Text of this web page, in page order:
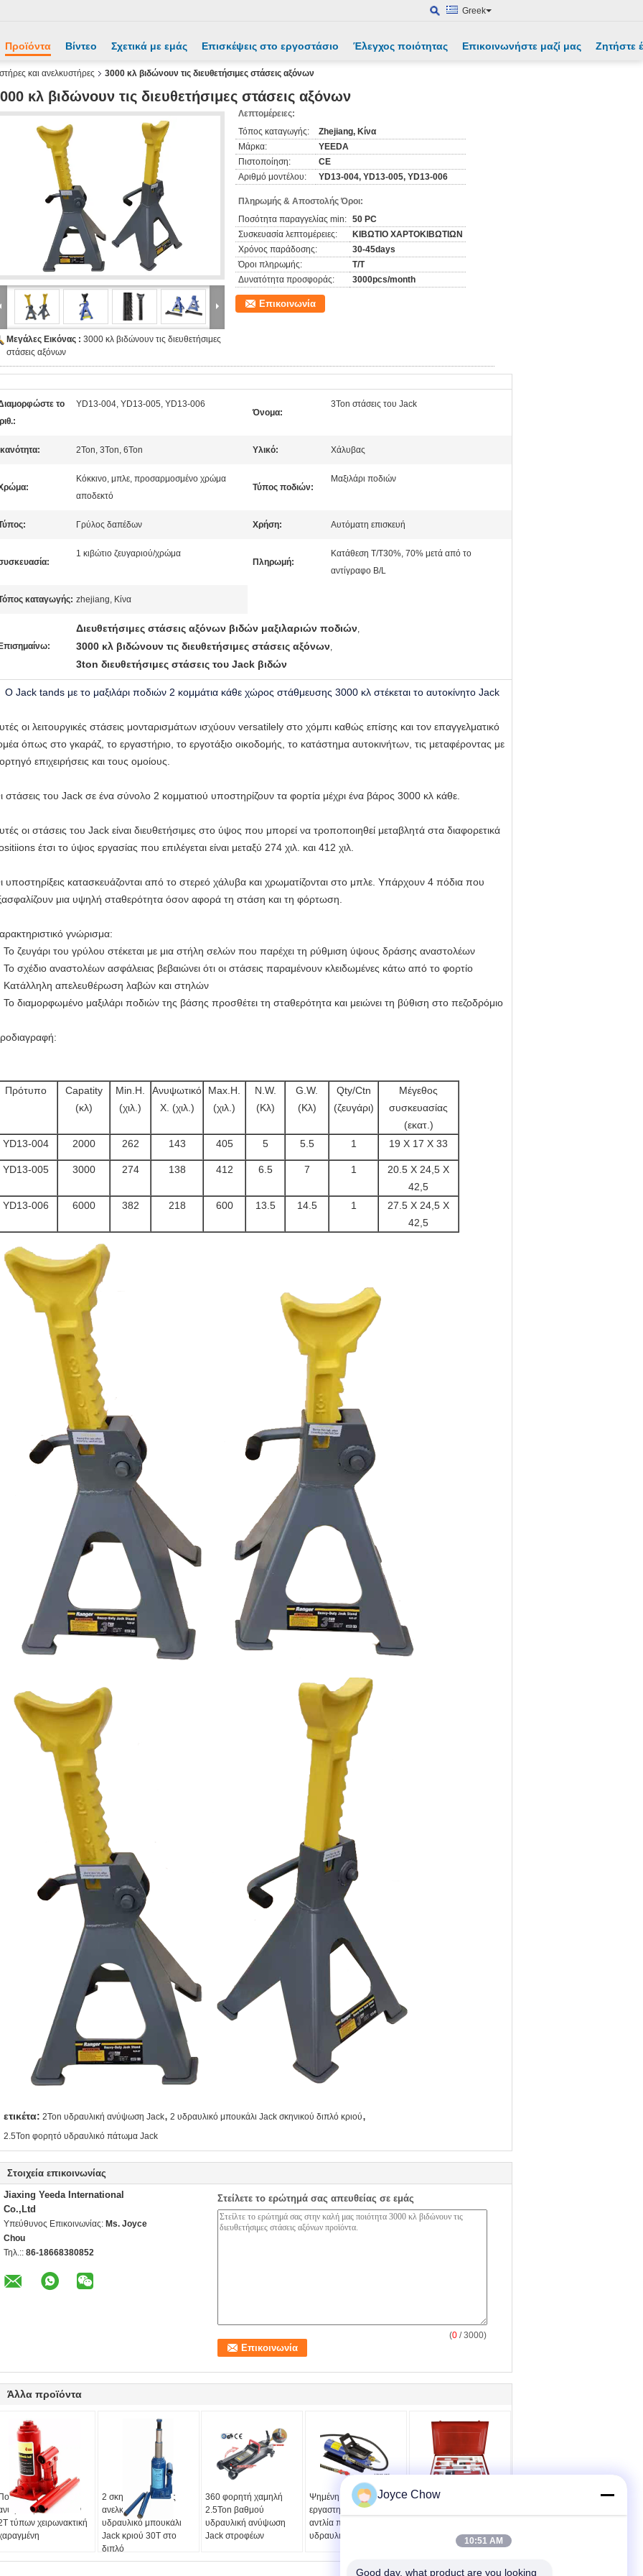
Greek
Προϊόντα Βίντεο Σχετικά με εμάς Επισκέψεις στο εργοστάσιο Έλεγχος ποιότητας Επικοινωνήστε μαζί μας Ζητήστε
και ανελκυστήρες 3000 κλ βιδώνουν τις διευθετήσιμες στάσεις αξόνων
κλ βιδώνουν τις διευθετήσιμες στάσεις αξόνων
Μεγάλες Εικόνας : 3000 κλ βιδώνουν τις διευθετήσιμες
στάσεις αξόνων
Λεπτομέρειες:
Τόπος καταγωγής:
Zhejiang, Κίνα
Μάρκα:
YEEDA
Πιστοποίηση:
CE
Αριθμό μοντέλου:
YD13-004, YD13-005, YD13-006
Πληρωμής & Αποστολής Όροι:
Ποσότητα παραγγελίας min: 50 PC
Συσκευασία λεπτομέρειες:
ΚΙΒΩΤΙΟ ΧΑΡΤΟΚΙΒΩΤΙΩΝ
Χρόνος παράδοσης:
30-45days
Όροι πληρωμής:
T/T
Δυνατότητα προσφοράς:
3000pcs/month
Επικοινωνία
το
YD13-004, YD13-005, YD13-006
Όνομα:
3Ton στάσεις του Jack
2Ton, 3Ton, 6Ton Υλικό: Χάλυβας
Κόκκινο, μπλε, προσαρμοσμένο χρώμα
αποδεκτό
Τύπος ποδιών:
Μαξιλάρι ποδιών
Γρύλος δαπέδων Χρήση: Αυτόματη επισκευή
1 κιβώτιο ζευγαριού/χρώμα
Πληρωμή:
Κατάθεση T/T30%, 70% μετά από το
αντίγραφο B/L
καταγωγής: zhejiang, Κίνα
Διευθετήσιμες στάσεις αξόνων βιδών μαξιλαριών ποδιών,
3000 κλ βιδώνουν τις διευθετήσιμες στάσεις αξόνων,
3ton διευθετήσιμες στάσεις του Jack βιδών
Ο Jack tands με το μαξιλάρι ποδιών 2 κομμάτια κάθε χώρος στάθμευσης 3000 κλ στέκεται το αυτοκίνητο Jack
οι λειτουργικές στάσεις μονταρισμάτων ισχύουν versatilely στο χόμπι καθώς επίσης και τον επαγγελματικό
όπως στο γκαράζ, το εργαστήριο, το εργοτάξιο οικοδομής, το κατάστημα αυτοκινήτων, τις μεταφέροντας με
επιχειρήσεις και τους ομοίους.
στάσεις του Jack σε ένα σύνολο 2 κομματιού υποστηρίζουν τα φορτία μέχρι ένα βάρος 3000 κλ κάθε.
οι στάσεις του Jack είναι διευθετήσιμες στο ύψος που μπορεί να τροποποιηθεί μεταβλητά στα διαφορετικά
έτσι το ύψος εργασίας που επιλέγεται είναι μεταξύ 274 χιλ. και 412 χιλ.
υποστηρίξεις κατασκευάζονται από το στερεό χάλυβα και χρωματίζονται στο μπλε. Υπάρχουν 4 πόδια που
μια υψηλή σταθερότητα όσον αφορά τη στάση και τη φόρτωση.
γνώρισμα:
Το ζευγάρι του γρύλου στέκεται με μια στήλη σελών που παρέχει τη ρύθμιση ύψους δράσης αναστολέων
Το σχέδιο αναστολέων ασφάλειας βεβαιώνει ότι οι στάσεις παραμένουν κλειδωμένες κάτω από το φορτίο
Κατάλληλη απελευθέρωση λαβών και στηλών
Το διαμορφωμένο μαξιλάρι ποδιών της βάσης προσθέτει τη σταθερότητα και μειώνει τη βύθιση στο πεζοδρόμιο
Πρότυπο
Capatity
(κλ)
Min.H.
(χιλ.)
Ανυψωτικό
Χ. (χιλ.)
Max.H.
(χιλ.)
N.W.
(Κλ)
G.W.
(Κλ)
Qty/Ctn
(ζευγάρι)
Μέγεθος
συσκευασίας
(εκατ.)
YD13-004
2000 262 143 405 5 5.5 1 19 X 17 X 33
YD13-005 3000 274 138 412 6.5 7 1
20.5 X 24,5 X
42,5
YD13-006
6000 382 218 600 13.5 14.5 1
27.5 X 24,5 X
42,5
ετικέτα: 2Ton υδραυλική ανύψωση Jack, 2 υδραυλικό μπουκάλι Jack σκηνικού διπλό κριού,
2.5Ton φορητό υδραυλικό πάτωμα Jack
Στοιχεία επικοινωνίας
Jiaxing Yeeda International
Co.,Ltd
Υπεύθυνος Επικοινωνίας: Ms. Joyce
Chou
Τηλ.:: 86-18668380852
Στείλετε το ερώτημά σας απευθείας σε εμάς
(0 / 3000)
Άλλα προϊόντα
υδραυλική
Jack σελών
τύπων χειρωνακτική
2 σκηνικός υψηλός
ανελκυστήρας 2T
υδραυλικό μπουκάλι
Jack κριού 30T στο
διπλό
360 φορητή χαμηλή
2.5Ton βαθμού
υδραυλική ανύψωση
Jack στροφέων
Ψημένη σκονών
εργαστηρίων 10000PSI
αντλία ποδιών αέρα
υδραυλική
Υδραυλική ανύψωση
7pcs αντιφατική
Joyce Chow
10:51 AM
Good day, what product are you looking